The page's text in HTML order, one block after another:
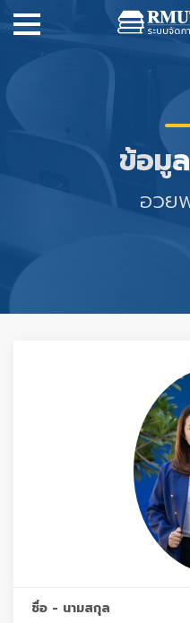
ข้อมู
อวย
ชื่อ - นามสกุล